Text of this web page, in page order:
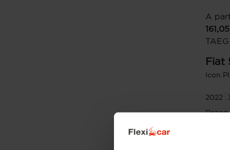
A
161,05
TAEG
Fiat
Icon
2022
Prazo